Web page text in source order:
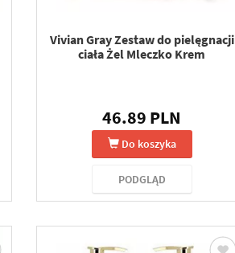
Vivian Gray Zestaw do pielęgnacji
ciała Żel Mleczko Krem
46.89 PLN
Do koszyka
PODGLĄD